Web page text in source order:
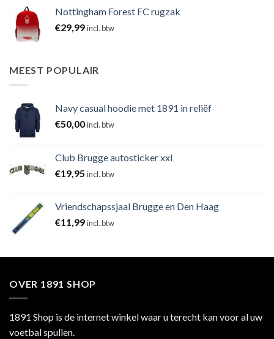
Nottingham Forest FC rugzak
€29,99incl. btw
MEEST POPULAIR
Navy casual hoodie met 1891 in reliëf
€50,00incl. btw
Club Brugge autosticker xxl
€19,95 incl. btw
Vriendschapssjaal Brugge en Den Haag
€11,99incl. btw
OVER 1891 SHOP
1891 Shop is de internet winkel waar u terecht kan voor al uw
voetbal spullen.